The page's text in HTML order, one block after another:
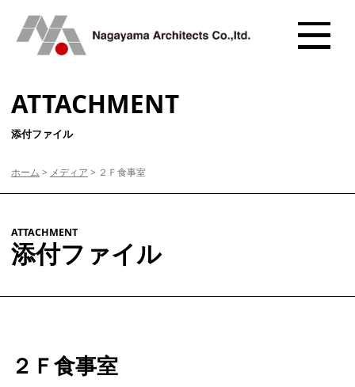
ATTACHMENT
添付ファイル
ホーム > メディア > ２Ｆ食事室
ATTACHMENT
添付ファイル
２Ｆ食事室